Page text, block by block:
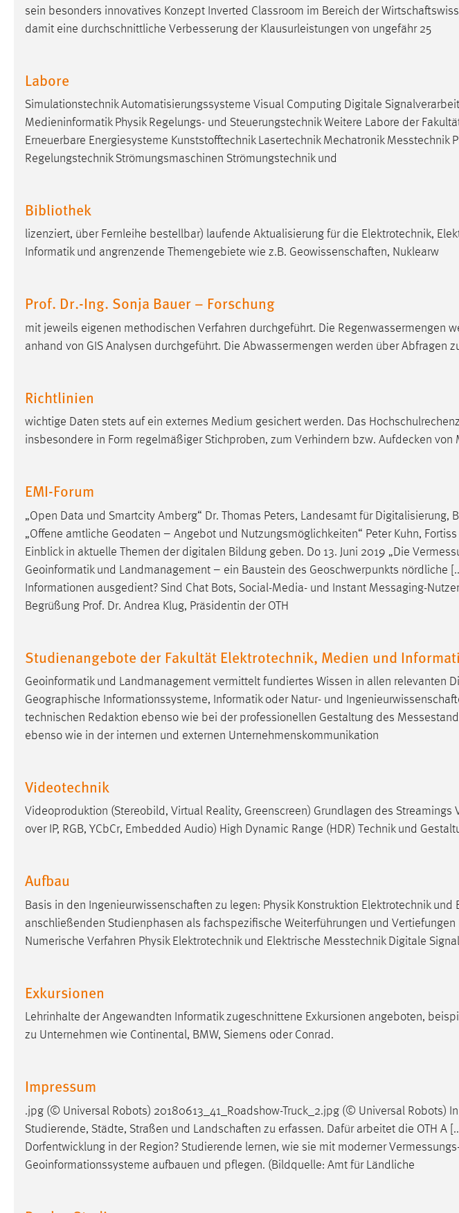
sein besonders innovatives Konzept Inverted Classroom im Bereich der
damit eine durch­schnittliche Verbesserung der Klausurleistungen von ungefähr 25
Labore
Simulationstechnik Automatisierungssysteme Visual Computing Digitale
Medieninformatik Physik Regelungs- und Steuerungstechnik Weitere Labore der
Erneuerbare Energiesysteme Kunststofftechnik Lasertechnik Mechatronik Messtechnik
Regelungstechnik Strömungsmaschinen Strömungstechnik und
Bibliothek
lizenziert, über Fernleihe bestellbar) laufende Aktualisierung für die Elektrotechnik,
Informatik und angrenzende Themengebiete wie z.B. Geowissenschaften, Nuklearw
Prof. Dr.-Ing. Sonja Bauer – Forschung
mit jeweils eigenen methodischen Verfahren durchgeführt. Die Regenwassermengen
anhand von GIS Analysen durchgeführt. Die Abwassermengen werden über Abfragen
Richtlinien
wichtige Daten stets auf ein externes Medium gesichert werden. Das
insbesondere in Form regelmäßiger Stichproben, zum Verhindern bzw. Aufdecken von
EMI-Forum
„Open Data und Smartcity Amberg“ Dr. Thomas Peters, Landesamt für Digitalisierung,
„Offene amtliche Geodaten – Angebot und Nutzungsmöglichkeiten“ Peter Kuhn,
Einblick in aktuelle Themen der digitalen Bildung geben. Do 13. Juni 2019 „Die
Geoinformatik und Landmanagement – ein Baustein des Geoschwerpunkts nördliche
Informationen ausgedient? Sind Chat Bots, Social-Media- und Instant Messaging-Nutzer
Begrüßung Prof. Dr. Andrea Klug, Präsidentin der OTH
Studienangebote der Fakultät Elektrotechnik, Medien und
Geoinformatik und Landmanagement vermittelt fundiertes Wissen in allen relevanten
Geographische Informationssysteme, Informatik oder Natur- und
technischen Redaktion ebenso wie bei der professionellen Gestaltung des
ebenso wie in der internen und externen Unternehmenskommunikation
Videotechnik
Videoproduktion (Stereobild, Virtual Reality, Greenscreen) Grundlagen des Streamings
over IP, RGB, YCbCr, Embedded Audio) High Dynamic Range (HDR) Technik und
Aufbau
Basis in den Ingenieurwissenschaften zu legen: Physik Konstruktion Elektrotechnik und
anschließenden Studienphasen als fachspezifische Weiterführungen und
Numerische Verfahren Physik Elektrotechnik und Elektrische MesstechnikDigitale
Exkursionen
Lehrinhalte der Angewandten Informatik zugeschnittene Exkursionen angeboten,
zu Unternehmen wie Continental, BMW, Siemens oder Conrad.
Impressum
.jpg (© Universal Robots) 20180613_41_Roadshow-Truck_2.jpg (© Universal Robots)
Studierende, Städte, Straßen und Landschaften zu erfassen. Dafür arbeitet die OTH A
Dorfentwicklung in der Region? Studierende lernen, wie sie mit modernerVermessungs
Geoinformationssysteme aufbauen und pflegen. (Bildquelle: Amt für Ländliche
Name: _pk_ref, _pk_cvar, _pk_id, _pk_ses
Cookie Laufzeit:
MARKETING
Marketing Cookies werden von Drittanbietern
hinweg verfolgen.
Google Ads
Anbieter: Google Ireland Limited
Zweck: Conversion-Tracking
Cookie Laufzeit: 3 Monate
Facebook Pixel
Name: _fbp
Anbieter: Facebook
Cookie Laufzeit:
EXTERNE MEDIEN
Um Inhalte von Videoplattformen und Social Media
Plattformen anzeigen zu können, werden von diesen
externen Medien Cookies gesetzt.
Vimeo